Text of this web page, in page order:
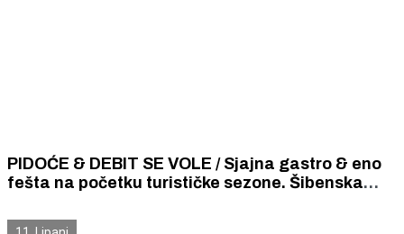
PIDOĆE & DEBIT SE VOLE / Sjajna gastro & eno
fešta na početku turističke sezone. Šibenska